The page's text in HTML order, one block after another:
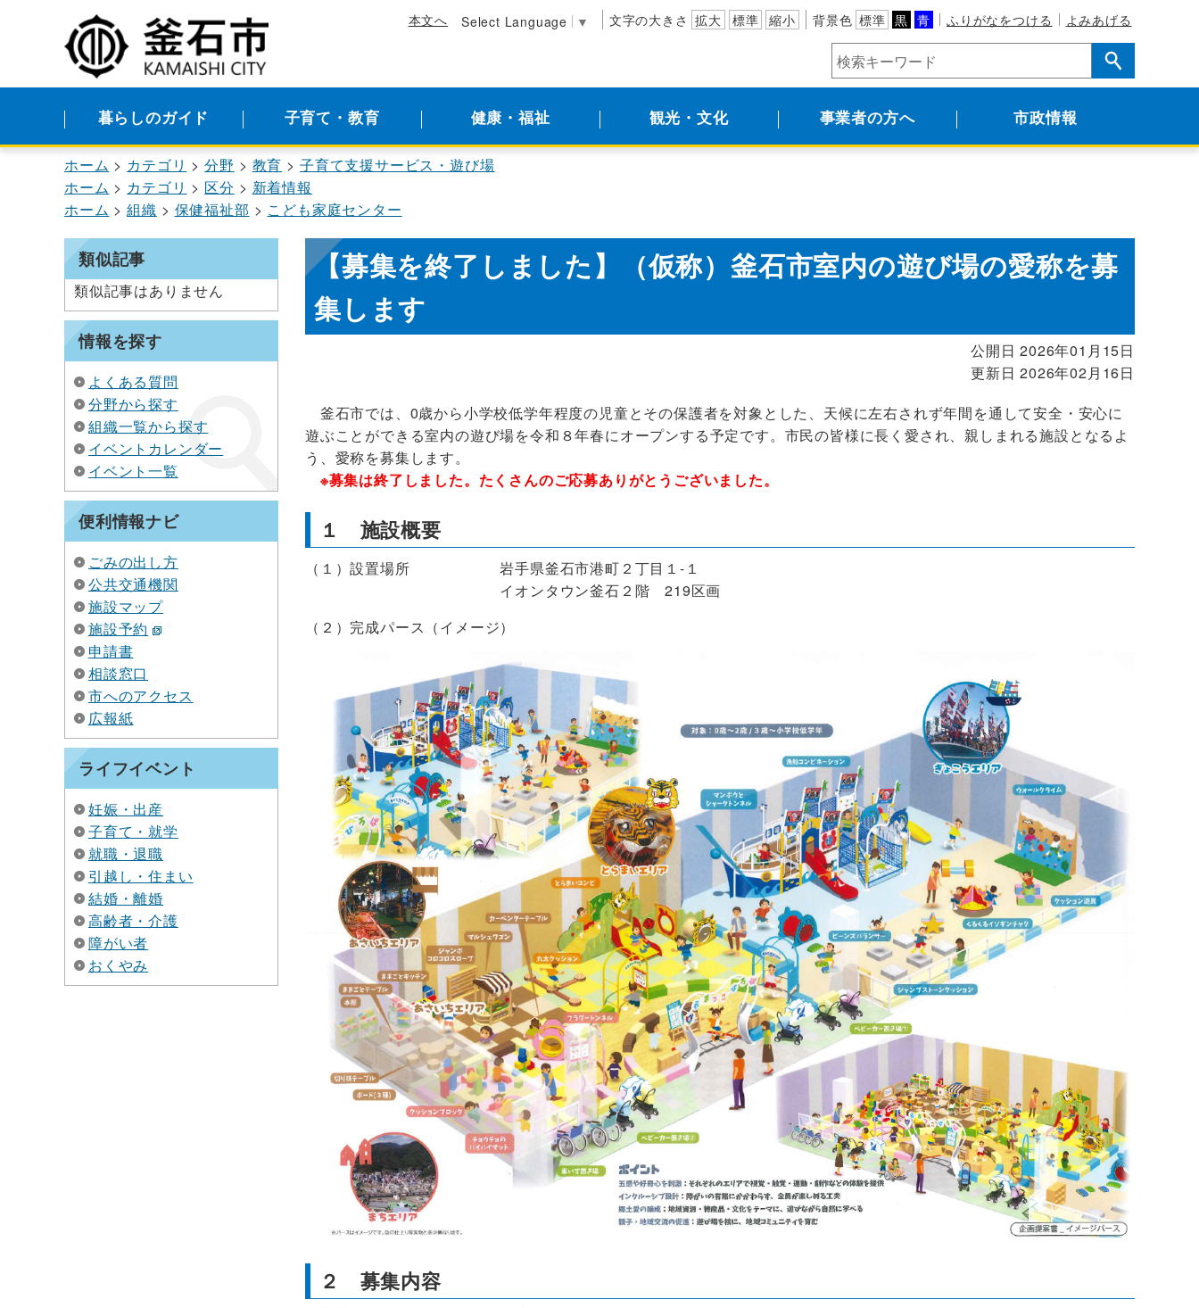
本文へ Select Language ▼ 文字の大きさ 拡大 標準 縮小 背景色 標準 黒 青 ふりがなをつける よみあげる
暮らしのガイド 子育て・教育 健康・福祉 観光・文化 事業者の方へ 市政情報
ホーム カテゴリ 分野 教育
子育て支援サービス・遊び場
ホーム
カテゴリ 区分
新着情報
ホーム
組織 保健福祉部 こども家庭センター
類似記事
類似記事はありません
情報を探す
よくある質問
分野から探す
組織一覧から探す
イベントカレンダー
イベント一覧
便利情報ナビ
ごみの出し方
公共交通機関
施設マップ
施設予約
申請書
相談窓口
市へのアクセス
広報紙
ライフイベント
妊娠・出産
子育て・就学
就職・退職
引越し・住まい
結婚・離婚
高齢者・介護
障がい者
おくやみ
【募集を終了しました】（仮称）釜石市室内の遊び場の愛称を募
集します
公開日 2026年01月15日
更新日 2026年02月16日
釜石市では、0歳から小学校低学年程度の児童とその保護者を対象とした、天候に左右されず年間を通して安全・安心に
遊ぶことができる室内の遊び場を令和８年春にオープンする予定です。市民の皆様に長く愛され、親しまれる施設となるよ
う、愛称を募集します。
※募集は終了しました。たくさんのご応募ありがとうございました。
１ 施設概要
（１）設置場所 岩手県釜石市港町２丁目１-１
イオンタウン釜石２階 219区画
（２）完成パース（イメージ）
２ 募集内容